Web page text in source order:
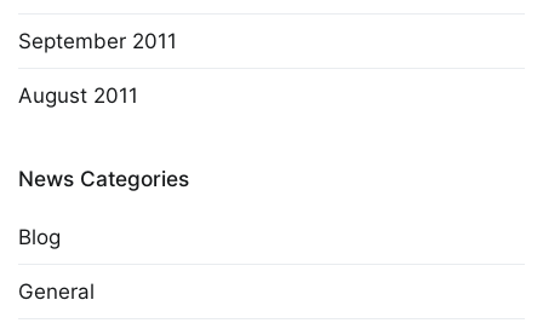
September 2011
August 2011
News Categories
Blog
General